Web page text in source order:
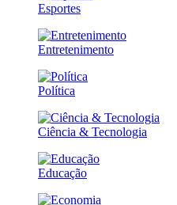
Esportes
Entretenimento
Política
Ciência & Tecnologia
Educação